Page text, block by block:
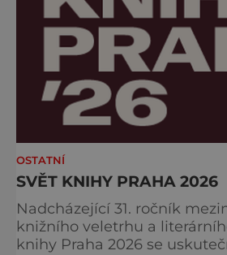
OSTATNÍ
SVĚT KNIHY PRAHA 2026
Nadcházející 31. ročník
knižního veletrhu a
knihy Praha 2026 se